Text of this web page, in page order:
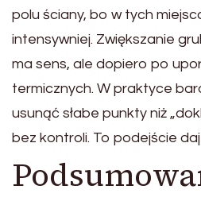
polu ściany, bo w tych
intensywniej. Zwiększanie
ma sens, ale dopiero po
termicznych. W praktyce
usunąć słabe punkty niż
bez kontroli. To podejście